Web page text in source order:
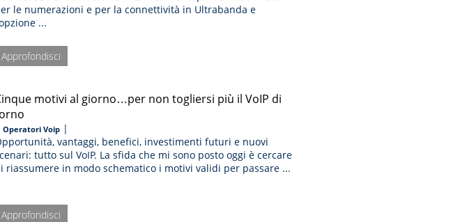
le numerazioni e per la connettività in Ultrabanda e
...
Approfondisci
motivi al giorno…per non togliersi più il VoIP di
Operatori Voip|
vantaggi, benefici, investimenti futuri e nuovi
tutto sul VoIP. La sfida che mi sono posto oggi è cercare
riassumere in modo schematico i motivi validi per passare ...
Approfondisci